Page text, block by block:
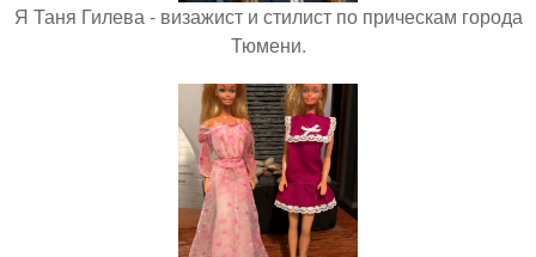
Я Таня Гилева - визажист и стилист по прическам города
Тюмени.